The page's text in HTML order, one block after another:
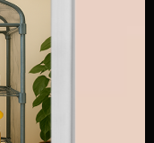
comme substrat
des
feuillus (hêtre,